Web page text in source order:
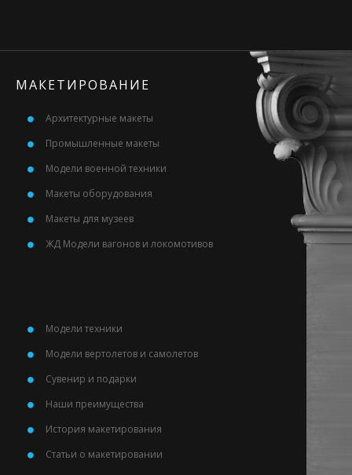
МАКЕТИРОВАНИЕ
Архитектурные макеты
Промышленные макеты
Модели военной техники
Макеты оборудования
Макеты для музеев
ЖД Модели вагонов и локомотивов
Модели техники
Модели вертолетов и самолетов
Сувенир и подарки
Наши преимущества
История макетирования
Статьи о макетировании